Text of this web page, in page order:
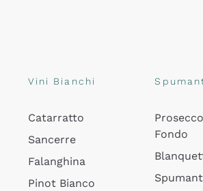
Vini Bianchi
Catarratto
Sancerre
Falanghina
Pinot Bianco
Fondo